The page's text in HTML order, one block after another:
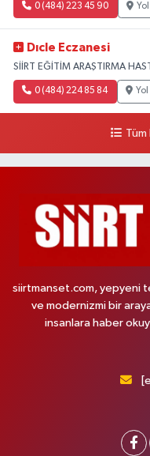
0 (484) 223 45 90
Dıcle Eczanesi
SİİRT EĞİTİM ARAŞTIRMA
0 (484) 224 85 84
siirtmanset.com, yepyeni
ve modernizmi bir
insanlara haber